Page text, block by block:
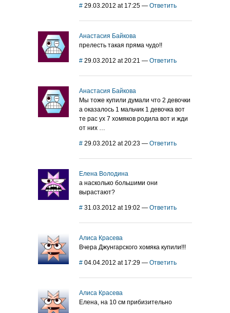
# 29.03.2012 at 17:25 — Ответить
Анастасия Байкова
прелесть такая пряма чудо!!
# 29.03.2012 at 20:21 — Ответить
Анастасия Байкова
Мы тоже купили думали что 2 девочки
а оказалось 1 мальчик 1 девочка вот
те рас ух 7 хомяков родила вот и жди
от них …
# 29.03.2012 at 20:23 — Ответить
Елена Володина
а насколько большими они
вырастают?
# 31.03.2012 at 19:02 — Ответить
Алиса Красева
Вчера Джунгарского хомяка купили!!!
# 04.04.2012 at 17:29 — Ответить
Алиса Красева
Елена, на 10 см прибизительно